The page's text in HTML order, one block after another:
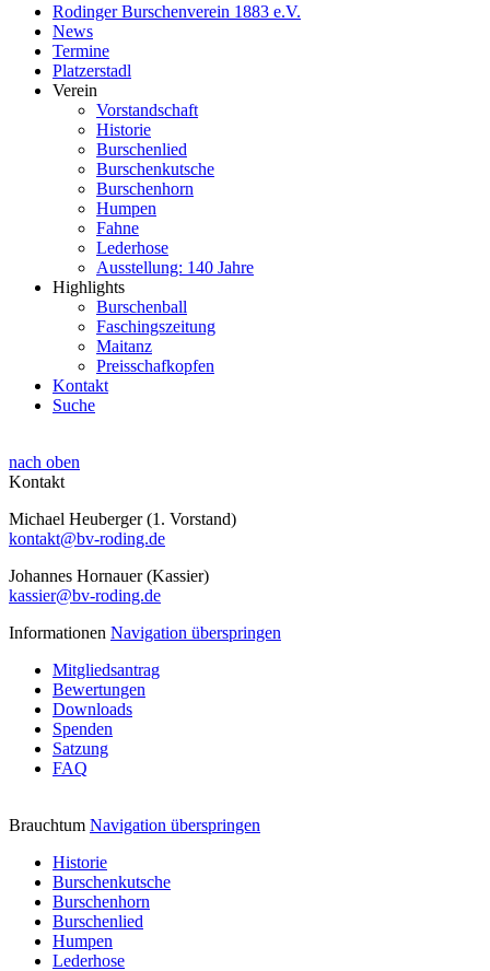
Rodinger Burschenverein 1883 e.V.
News
Termine
Platzerstadl
Verein
Vorstandschaft
Historie
Burschenlied
Burschenkutsche
Burschenhorn
Humpen
Fahne
Lederhose
Ausstellung: 140 Jahre
Highlights
Burschenball
Faschingszeitung
Maitanz
Preisschafkopfen
Kontakt
Suche
nach oben
Kontakt
Michael Heuberger (1. Vorstand)
kontakt@bv-roding.de
Johannes Hornauer (Kassier)
kassier@bv-roding.de
Informationen Navigation überspringen
Mitgliedsantrag
Bewertungen
Downloads
Spenden
Satzung
FAQ
Brauchtum Navigation überspringen
Historie
Burschenkutsche
Burschenhorn
Burschenlied
Humpen
Lederhose